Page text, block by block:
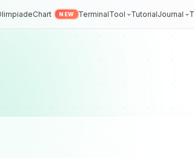
Chart NEW TerminalTool TutorialJournal